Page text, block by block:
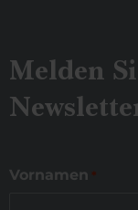
Melden
Vornamen *